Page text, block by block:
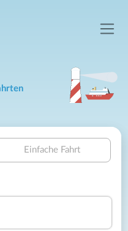
Einfache Fahrt